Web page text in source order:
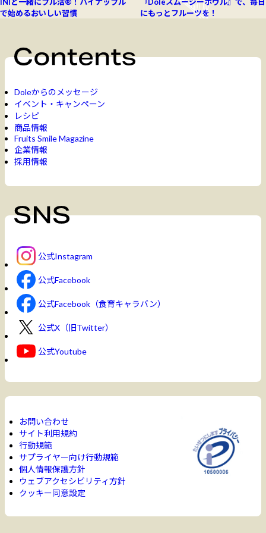
で始めるおいしい習慣
にもっとフルーツを！
Doleからのメッセージ
イベント・キャンペーン
レシピ
商品情報
Fruits Smile Magazine
企業情報
採用情報
公式Instagram
公式Facebook
公式Facebook（食育キャラバン）
公式X（旧Twitter）
公式Youtube
お問い合わせ
サイト利用規約
行動規範
サプライヤー向け行動規範
個人情報保護方針
ウェブアクセシビリティ方針
クッキー同意設定